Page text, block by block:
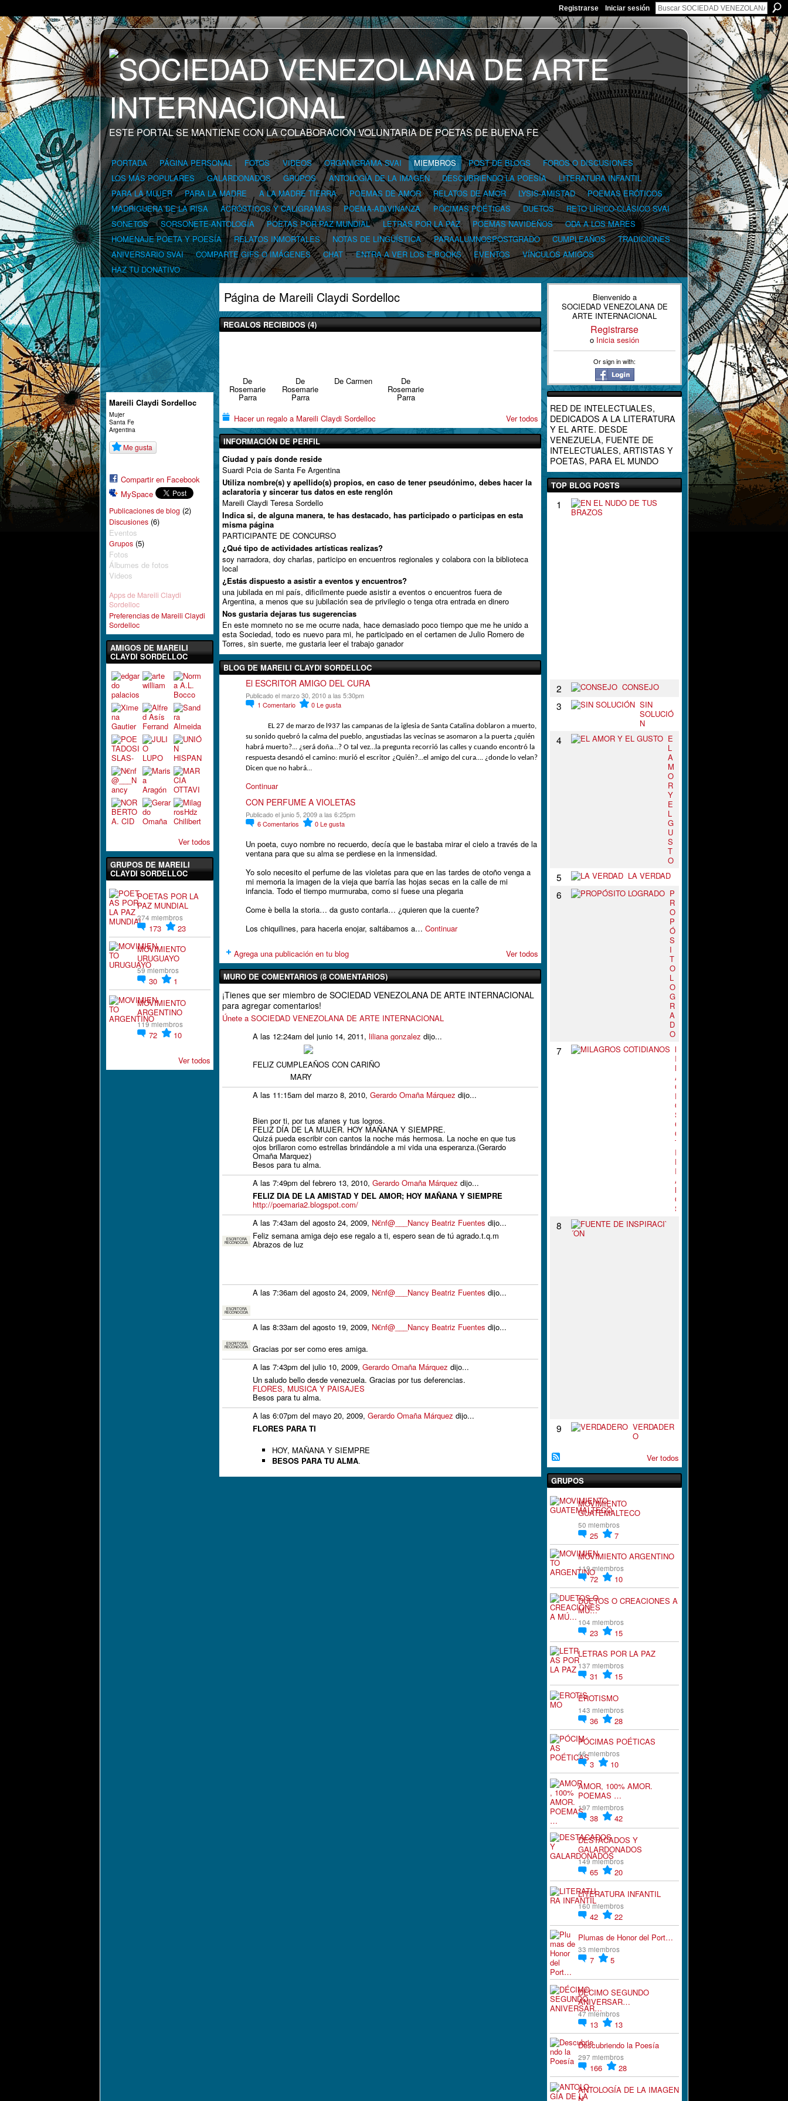
Registrarse Iniciar sesión
ESTE PORTAL SE MANTIENE CON LA COLABORACIÓN VOLUNTARIA DE POETAS DE BUENA FE
PORTADA PÁGINA PERSONAL FOTOS VIDEOS ORGANIGRAMA SVAI MIEMBROS POST DE BLOGS
FOROS O DISCUSIONES
LOS MÁS POPULARES
GALARDONADOS GRUPOS ANTOLOGÍA DE LA IMAGEN DESCUBRIENDO LA POESÍA
LITERATURA INFANTIL
PARA LA MUJER
PARA LA MADRE A LA MADRE TIERRA POEMAS DE AMOR RELATOS DE AMOR LYSIS-AMISTAD
POEMAS ERÓTICOS
MADRIGUERA DE LA RISA
ACRÓSTICOS Y CALIGRAMAS POEMA-ADIVINANZA PÓCIMAS POÉTICAS DUETOS
RETO LÍRICO-CLÁSICO SVAI
SONETOS
SORSONETE-ANTOLOGÍA POETAS POR PAZ MUNDIAL LETRAS POR LA PAZ POEMAS NAVIDEÑOS
ODA A LOS MARES
HOMENAJE POETA Y POESÍA
RELATOS INMORTALES NOTAS DE LINGÜÍSTICA PARAALUMNOSPOSTGRADO CUMPLEAÑOS
TRADICIONES
ANIVERSARIO SVAI
COMPARTE GIFS O IMÁGENES CHAT ENTRA A VER LOS E-BOOKS EVENTOS
VÍNCULOS AMIGOS
HAZ TU DONATIVO
Mareili Claydi Sordelloc
Mujer
Santa Fe
Argentina
Me gusta
Compartir en Facebook
MySpace
Publicaciones de blog (2)
Discusiones (6)
Eventos
Grupos (5)
Fotos
Álbumes de fotos
Videos
Apps de Mareili Claydi
Sordelloc
Preferencias de Mareili Claydi
Sordelloc
AMIGOS DE MAREILI
CLAYDI SORDELLOC
Ver todos
GRUPOS DE MAREILI
CLAYDI SORDELLOC
POETAS POR LA
PAZ MUNDIAL
274 miembros
173
23
MOVIMIENTO
URUGUAYO
59 miembros
30
1
MOVIMIENTO
ARGENTINO
119 miembros
72 10
Ver todos
Página de Mareili Claydi Sordelloc
REGALOS RECIBIDOS (4)
De
Rosemarie
Parra
De
Rosemarie
Parra
De Carmen De
Rosemarie
Parra
Hacer un regalo a Mareili Claydi Sordelloc
Ver todos
INFORMACIÓN DE PERFIL
Ciudad y país donde reside
Suardi Pcia de Santa Fe Argentina
Utiliza nombre(s) y apellido(s) propios, en caso de tener pseudónimo, debes hacer la
aclaratoria y sincerar tus datos en este renglón
Mareili Claydi Teresa Sordello
Indica si, de alguna manera, te has destacado, has participado o participas en esta
misma página
PARTICIPANTE DE CONCURSO
¿Qué tipo de actividades artísticas realizas?
soy narradora, doy charlas, participo en encuentros regionales y colabora con la biblioteca
local
¿Estás dispuesto a asistir a eventos y encuentros?
una jubilada en mi país, dificilmente puede asistir a eventos o encuentros fuera de
Argentina, a menos que su jubilación sea de privilegio o tenga otra entrada en dinero
Nos gustaria dejaras tus sugerencias
En este momneto no se me ocurre nada, hace demasiado poco tiempo que me he unido a
esta Sociedad, todo es nuevo para mi, he participado en el certamen de Julio Romero de
Torres, sin suerte, me gustaria leer el trabajo ganador
BLOG DE MAREILI CLAYDI SORDELLOC
El ESCRITOR AMIGO DEL CURA
Publicado el marzo 30, 2010 a las 5:30pm
1 Comentario 0Le gusta
EL 27 de marzo de l937 las campanas de la iglesia de Santa Catalina doblaron a muerto,
su sonido quebró la calma del pueblo, angustiadas las vecinas se asomaron a la puerta ¿quién
habrá muerto?... ¿será doña…? O tal vez…la pregunta recorrió las calles y cuando encontró la
respuesta desandó el camino: murió el escritor ¿Quién?...el amigo del cura…. ¿donde lo velan?
Dicen que no habrá…
Continuar
CON PERFUME A VIOLETAS
Publicado el junio 5, 2009 a las 6:25pm
6Comentarios 0Le gusta
Un poeta, cuyo nombre no recuerdo, decía que le bastaba mirar el cielo a través de la
ventana para que su alma se perdiese en la inmensidad.
Yo solo necesito el perfume de las violetas para que en las tardes de otoño venga a
mi memoria la imagen de la vieja que barría las hojas secas en la calle de mi
infancia. Todo el tiempo murmuraba, como si fuese una plegaria
Come è bella la storia… da gusto contarla… ¿quieren que la cuente?
Los chiquilines, para hacerla enojar, saltábamos a… Continuar
Agrega una publicación en tu blog Ver todos
MURO DE COMENTARIOS (8 COMENTARIOS)
¡Tienes que ser miembro de SOCIEDAD VENEZOLANA DE ARTE INTERNACIONAL
para agregar comentarios!
Únete a SOCIEDAD VENEZOLANA DE ARTE INTERNACIONAL
A las 12:24am del junio 14, 2011, liliana gonzalez dijo...
FELIZ CUMPLEAÑOS CON CARIÑO
MARY
A las 11:15am del marzo 8, 2010, Gerardo Omaña Márquez dijo...
Bien por ti, por tus afanes y tus logros.
FELIZ DÍA DE LA MUJER. HOY MAÑANA Y SIEMPRE.
Quizá pueda escribir con cantos la noche más hermosa. La noche en que tus
ojos brillaron como estrellas brindándole a mi vida una esperanza.(Gerardo
Omaña Marquez)
Besos para tu alma.
A las 7:49pm del febrero 13, 2010, Gerardo Omaña Márquez dijo...
FELIZ DIA DE LA AMISTAD Y DEL AMOR; HOY MAÑANA Y SIEMPRE
http://poemaria2.blogspot.com/
A las 7:43am del agosto 24, 2009,
ESCRITORA
RECONOCIDA
N€nf@___Nancy Beatriz Fuentes dijo...
Feliz semana amiga dejo ese regalo a ti, espero sean de tú agrado.t.q.m
Abrazos de luz
A las 7:36am del agosto 24, 2009,
ESCRITORA
RECONOCIDA
N€nf@___Nancy Beatriz Fuentes dijo...
A las 8:33am del agosto 19, 2009,
ESCRITORA
RECONOCIDA
N€nf@___Nancy Beatriz Fuentes dijo...
Gracias por ser como eres amiga.
A las 7:43pm del julio 10, 2009, Gerardo Omaña Márquez dijo...
Un saludo bello desde venezuela. Gracias por tus deferencias.
FLORES, MUSICA Y PAISAJES
Besos para tu alma.
A las 6:07pm del mayo 20, 2009, Gerardo Omaña Márquez dijo...
FLORES PARA TI
HOY, MAÑANA Y SIEMPRE
BESOS PARA TU ALMA.
Bienvenido a
SOCIEDAD VENEZOLANA DE
ARTE INTERNACIONAL
Registrarse
o Inicia sesión
Or sign in with:
RED DE INTELECTUALES,
DEDICADOS A LA LITERATURA
Y EL ARTE. DESDE
VENEZUELA, FUENTE DE
INTELECTUALES, ARTISTAS Y
POETAS, PARA EL MUNDO
TOP BLOG POSTS
1
2 CONSEJO
3
SIN
SOLUCIÓ
N
4
E
L
A
M
O
R
Y
E
L
G
U
S
T
O
5 LA VERDAD
6
P
R
O
P
Ó
S
I
T
O
L
O
G
R
A
D
O
7
M
I
L
A
G
R
O
S
C
O
T
I
D
I
A
N
O
8
9
VERDADER
O
Ver todos
GRUPOS
MOVIMIENTO
GUATEMALTECO
50 miembros
25
7
MOVIMIENTO ARGENTINO
119 miembros
72
10
DUETOS O CREACIONES A
MÚ…
104 miembros
23
15
LETRAS POR LA PAZ
137 miembros
31
15
EROTISMO
143 miembros
36
28
PÓCIMAS POÉTICAS
46 miembros
3
10
AMOR, 100% AMOR.
POEMAS …
197 miembros
38
42
DESTACADOS Y
GALARDONADOS
149 miembros
65
20
LITERATURA INFANTIL
160 miembros
42
22
Plumas de Honor del Port…
33 miembros
7 5
DÉCIMO SEGUNDO
ANIVERSAR…
47 miembros
13
13
Descubriendo la Poesía
297 miembros
166
28
ANTOLOGÍA DE LA IMAGEN
N…